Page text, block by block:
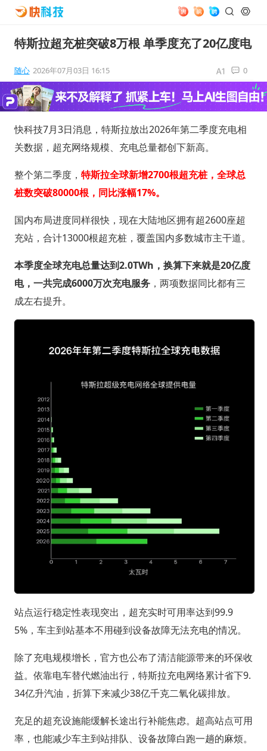
特斯拉超充桩突破8万根 单季度充了20亿度电
随心 2026年07月03日 16:15 0
快科技7月3日消息，特斯拉放出2026年第二季度充电相
关数据，超充网络规模、充电总量都创下新高。
整个第二季度， 特斯拉全球新增2700根超充桩，全球总
桩数突破80000根，同比涨幅17%。
国内布局进度同样很快，现在大陆地区拥有超2600座超
充站，合计13000根超充桩，覆盖国内多数城市主干道。
本季度全球充电总量达到2.0TWh，换算下来就是20亿度
电，一共完成6000万次充电服务，两项数据同比都有三
成左右提升。
站点运行稳定性表现突出，超充实时可用率达到99.9
5%，车主到站基本不用碰到设备故障无法充电的情况。
除了充电规模增长，官方也公布了清洁能源带来的环保收
益。依靠电车替代燃油出行，特斯拉充电网络累计省下9.
34亿升汽油，折算下来减少38亿千克二氧化碳排放。
充足的超充设施能缓解长途出行补能焦虑。超高站点可用
率，也能减少车主到站排队、设备故障白跑一趟的麻烦。